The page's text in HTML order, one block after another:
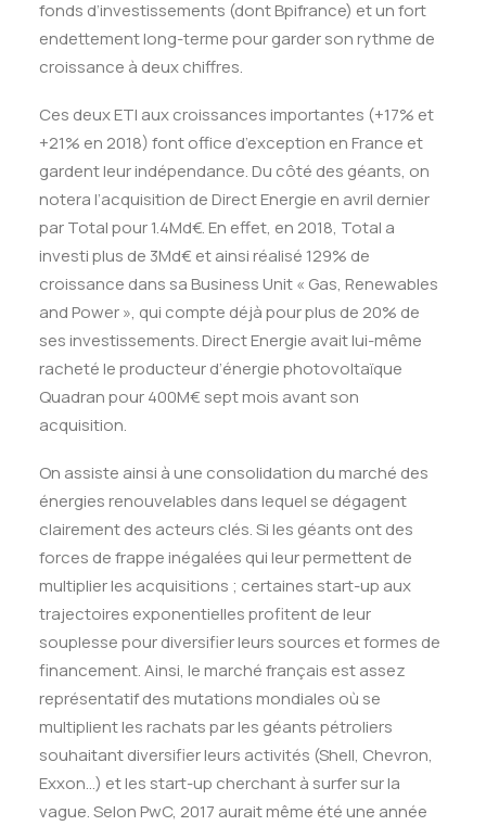
fonds d’investissements (dont Bpifrance) et un fort
endettement long-terme pour garder son rythme de
croissance à deux chiffres.
Ces deux ETI aux croissances importantes (+17% et
+21% en 2018) font office d’exception en France et
gardent leur indépendance. Du côté des géants, on
notera l’acquisition de Direct Energie en avril dernier
par Total pour 1.4Md€. En effet, en 2018, Total a
investi plus de 3Md€ et ainsi réalisé 129% de
croissance dans sa Business Unit « Gas, Renewables
and Power », qui compte déjà pour plus de 20% de
ses investissements. Direct Energie avait lui-même
racheté le producteur d’énergie photovoltaïque
Quadran pour 400M€ sept mois avant son
acquisition.
On assiste ainsi à une consolidation du marché des
énergies renouvelables dans lequel se dégagent
clairement des acteurs clés. Si les géants ont des
forces de frappe inégalées qui leur permettent de
multiplier les acquisitions ; certaines start-up aux
trajectoires exponentielles profitent de leur
souplesse pour diversifier leurs sources et formes de
financement. Ainsi, le marché français est assez
représentatif des mutations mondiales où se
multiplient les rachats par les géants pétroliers
souhaitant diversifier leurs activités (Shell, Chevron,
Exxon…) et les start-up cherchant à surfer sur la
vague. Selon PwC, 2017 aurait même été une année